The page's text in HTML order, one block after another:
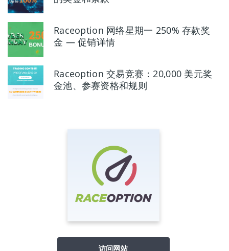
Raceoption 网络星期一 250% 存款奖
金 — 促销详情
Raceoption 交易竞赛：20,000 美元奖
金池、参赛资格和规则
访问网站